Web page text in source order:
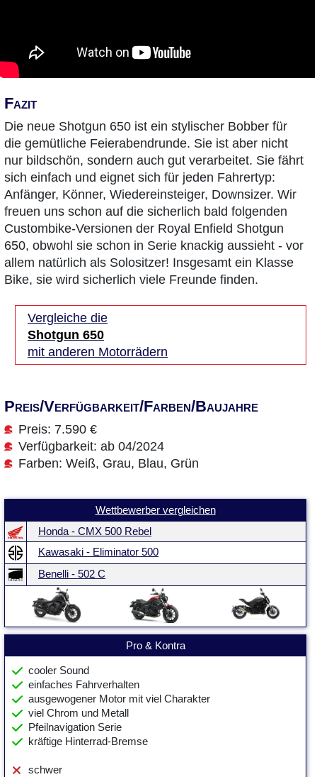
Fazit
Die neue Shotgun 650 ist ein stylischer Bobber für
die gemütliche Feierabendrunde. Sie ist aber nicht
nur bildschön, sondern auch gut verarbeitet. Sie fährt
sich einfach und eignet sich für jeden Fahrertyp:
Anfänger, Könner, Wiedereinsteiger, Downsizer. Wir
freuen uns schon auf die sicherlich bald folgenden
Custombike-Versionen der Royal Enfield Shotgun
650, obwohl sie schon in Serie knackig aussieht - vor
allem natürlich als Solositzer! Insgesamt ein Klasse
Bike, sie wird sicherlich viele Freunde finden.
Vergleiche die
Shotgun 650
mit anderen Motorrädern
Preis/Verfügbarkeit/Farben/Baujahre
Preis: 7.590 €
Verfügbarkeit: ab 04/2024
Farben: Weiß, Grau, Blau, Grün
Wettbewerber vergleichen
Honda - CMX 500 Rebel
Kawasaki - Eliminator 500
Benelli - 502 C
Pro & Kontra
cooler Sound
einfaches Fahrverhalten
ausgewogener Motor mit viel Charakter
viel Chrom und Metall
Pfeilnavigation Serie
kräftige Hinterrad-Bremse
schwer